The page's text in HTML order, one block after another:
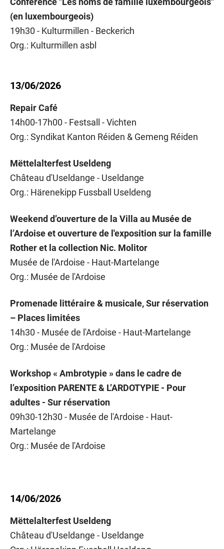
(en luxembourgeois)
19h30 - Kulturmillen - Beckerich
Org.: Kulturmillen asbl
13/06/2026
Repair Café
14h00-17h00 - Festsall - Vichten
Org.: Syndikat Kanton Réiden & Gemeng Réiden
Mëttelalterfest Useldeng
Château d'Useldange - Useldange
Org.: Härenekipp Fussball Useldeng
Weekend d’ouverture de la Villa au Musée de
l’Ardoise et ouverture de l'exposition sur la famille
Rother et la collection Nic. Molitor
Musée de l'Ardoise - Haut-Martelange
Org.: Musée de l'Ardoise
Promenade littéraire & musicale, Sur réservation
– Places limitées
14h30 - Musée de l'Ardoise - Haut-Martelange
Org.: Musée de l'Ardoise
Workshop « Ambrotypie » dans le cadre de
l’exposition PARENTE & L’ARDOTYPIE - Pour
adultes - Sur réservation
09h30-12h30 - Musée de l'Ardoise - Haut-
Martelange
Org.: Musée de l'Ardoise
14/06/2026
Mëttelalterfest Useldeng
Château d'Useldange - Useldange